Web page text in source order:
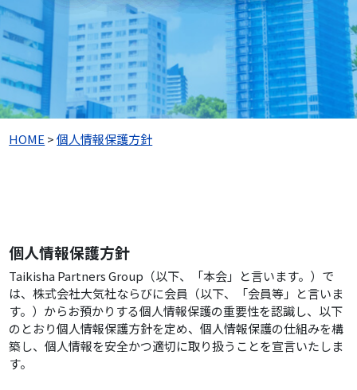
HOME >個人情報保護方針
個人情報保護方針
Taikisha Partners Group（以下、「本会」と言います。）で
は、株式会社大気社ならびに会員（以下、「会員等」と言いま
す。）からお預かりする個人情報保護の重要性を認識し、以下
のとおり個人情報保護方針を定め、個人情報保護の仕組みを構
築し、個人情報を安全かつ適切に取り扱うことを宣言いたしま
す。